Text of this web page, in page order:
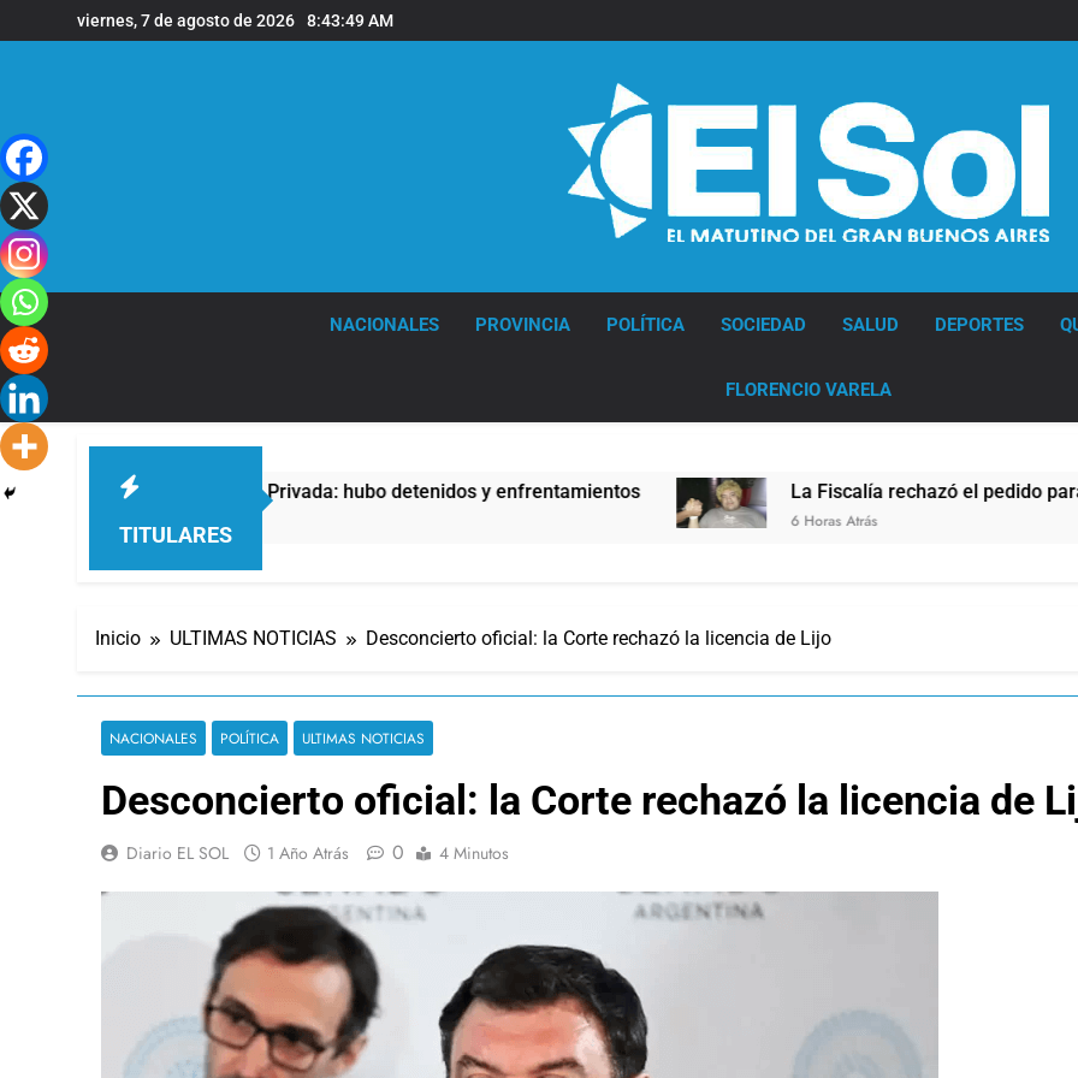
al
viernes, 7 de agosto de 2026 8:43:49 AM
NACIONALES PROVINCIA POLÍTICA SOCIEDAD SALUD DEPORTES
FLORENCIO VARELA
TITULARES
de Propiedad Privada: hubo detenidos y enfrentamientos La Fiscalía rechazó el pedido para
6 Horas Atrás
Inicio ULTIMAS NOTICIAS Desconcierto oficial: la Corte rechazó la licencia de Lijo
NACIONALES POLÍTICA ULTIMAS NOTICIAS
Desconcierto oficial: la Corte rechazó la licencia de
Diario EL SOL 1 Año Atrás 0 4 Minutos